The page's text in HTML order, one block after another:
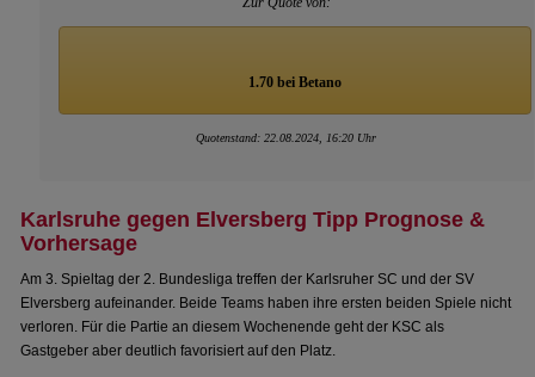
1.70 bei Betano
Quotenstand: 22.08.2024, 16:20 Uhr
Karlsruhe gegen Elversberg Tipp Prognose &
Vorhersage
Am 3. Spieltag der 2. Bundesliga treffen der Karlsruher SC und der SV
Elversberg aufeinander. Beide Teams haben ihre ersten beiden Spiele nicht
verloren. Für die Partie an diesem Wochenende geht der KSC als
Gastgeber aber deutlich favorisiert auf den Platz.